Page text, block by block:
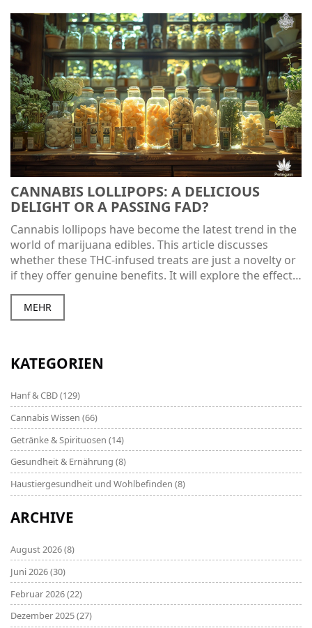
CANNABIS LOLLIPOPS: A DELICIOUS
DELIGHT OR A PASSING FAD?
Cannabis lollipops have become the latest trend in the
world of marijuana edibles. This article discusses
whether these THC-infused treats are just a novelty or
if they offer genuine benefits. It will explore the effects,
legality, and selection tips for choosing the best
cannabis lollipop. The article aims to provide a
comprehensive outlook on this intriguing product,
MEHR
KATEGORIEN
Hanf & CBD(129)
Cannabis Wissen (66)
Getränke & Spirituosen (14)
Gesundheit & Ernährung (8)
Haustiergesundheit und Wohlbefinden (8)
ARCHIVE
August 2026(8)
Juni 2026(30)
Februar 2026(22)
Dezember 2025(27)